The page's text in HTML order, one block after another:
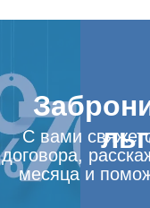
С вами
договора,
месяца и